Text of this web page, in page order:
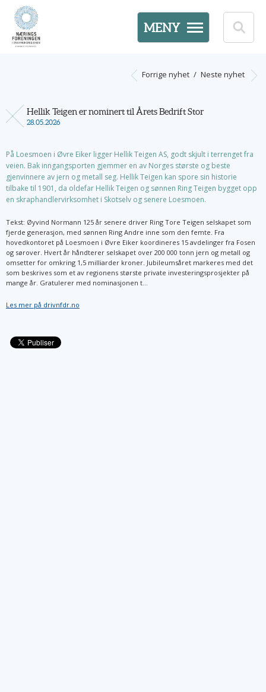
MENY
Neste nyhet
/
Forrige nyhet
Hellik Teigen er nominert til Årets Bedrift Stor
28.05.2026
På Loesmoen i Øvre Eiker ligger Hellik Teigen AS, godt skjult i terrenget fra
veien. Bak inngangsporten gjemmer en av Norges største og beste
gjenvinnere av jern og metall seg. Hellik Teigen kan spore sin historie
tilbake til 1901, da oldefar Hellik Teigen og sønnen Ring Teigen bygget opp
en skraphandlervirksomhet i Skotselv og senere Loesmoen.
Tekst: Øyvind Normann 125 år senere driver Ring Tore Teigen selskapet som
fjerde generasjon, med sønnen Ring Andre inne som den femte. Fra
hovedkontoret på Loesmoen i Øvre Eiker koordineres 15 avdelinger fra Fosen
og sørover. Hvert år håndterer selskapet over 200 000 tonn jern og metall og
omsetter for omkring 1,5 milliarder kroner. Jubileumsåret markeres med det
som beskrives som et av regionens største private investeringsprosjekter på
mange år. Gratulerer med nominasjonen t...
Les mer på drivnfdr.no